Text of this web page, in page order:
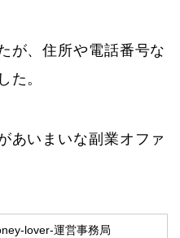
が、住所や電話番号な
た。
あいまいな副業オファ
lover-運営事務局